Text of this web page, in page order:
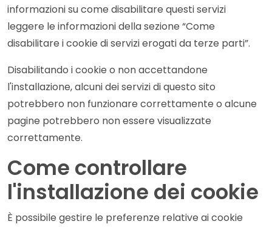
informazioni su come disabilitare questi servizi
leggere le informazioni della sezione “Come
disabilitare i cookie di servizi erogati da terze parti”.
Disabilitando i cookie o non accettandone
l'installazione, alcuni dei servizi di questo sito
potrebbero non funzionare correttamente o alcune
pagine potrebbero non essere visualizzate
correttamente.
Come controllare
l'installazione dei cookie
È possibile gestire le preferenze relative ai cookie